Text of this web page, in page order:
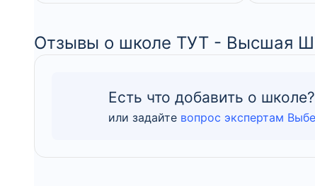
Отзывы о школе ТУТ - Высшая
Есть что добавить о школе?
или задайте вопрос экспертам